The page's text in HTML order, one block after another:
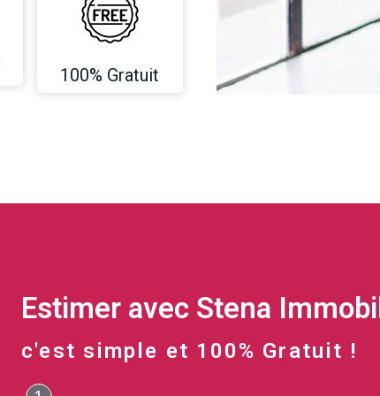
100% Gratuit
Estimer avec Stena
c'est simple et 100% Gratuit !